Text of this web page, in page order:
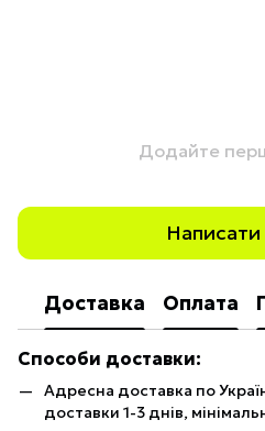
Додайте
Написати
Доставка Оплата
Способи доставки:
Адресна доставка по
доставки 1-3 днів,